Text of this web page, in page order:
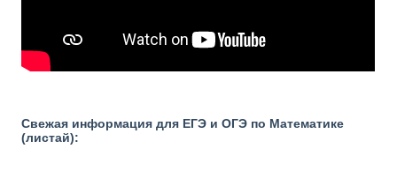
Свежая информация для ЕГЭ и ОГЭ по Математике
(листай):